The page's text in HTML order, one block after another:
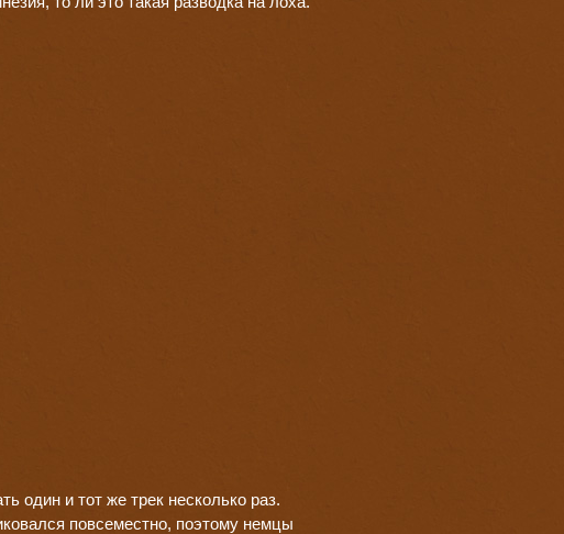
один и тот же трек несколько раз.
повсеместно, поэтому немцы